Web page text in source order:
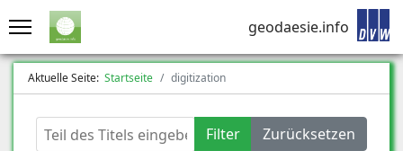
geodaesie.info
Aktuelle Seite: Startseite digitization
Teil des Titels eingeben Filter
Zurücksetzen